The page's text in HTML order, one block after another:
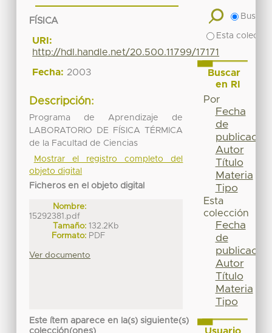
FÍSICA
URI:
http://hdl.handle.net/20.500.11799/17171
Fecha: 2003
Descripción:
Programa de Aprendizaje de
LABORATORIO DE FÍSICA TÉRMICA
de la Facultad de Ciencias
Mostrar el registro completo del
objeto digital
Ficheros en el objeto digital
Nombre:
15292381.pdf
Tamaño: 132.2Kb
Formato: PDF
Ver documento
Este ítem aparece en la(s) siguiente(s)
Buscar
Esta
Buscar
en RI
Por
Fecha
de
publicación
Autor
Título
Materia
Tipo
Esta
colección
Fecha
de
publicación
Autor
Título
Materia
Tipo